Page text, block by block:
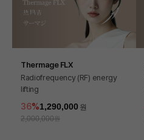
Thermage FLX
Radiofrequency (RF) energy
lifting
36 1,290,000
2,000,000